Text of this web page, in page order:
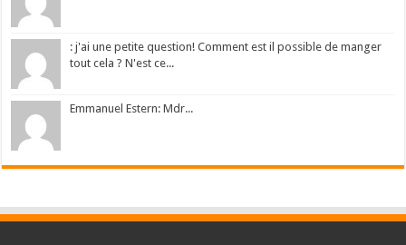
: j'ai une petite question! Comment est il possible de manger
tout cela ? N'est ce...
Emmanuel Estern: Mdr...